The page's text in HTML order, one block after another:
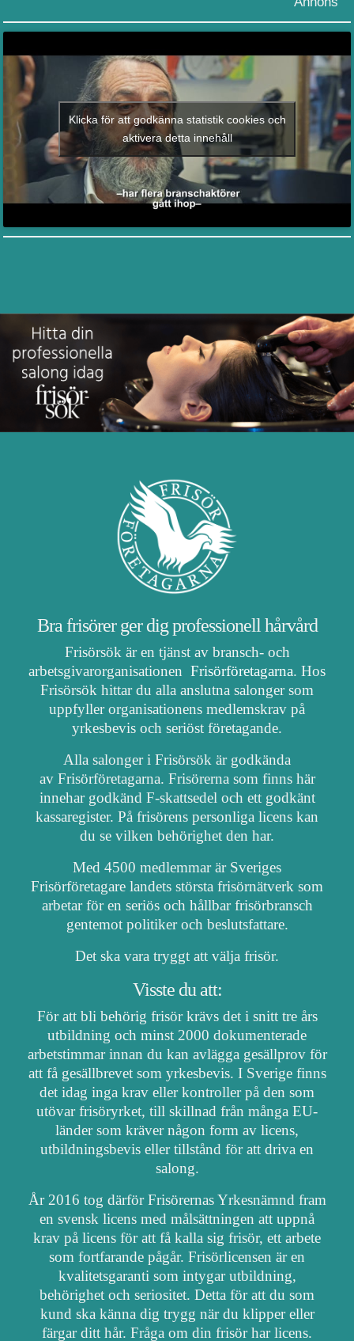
Klicka för att godkänna statistik cookies och
aktivera detta innehåll
Bra frisörer ger dig professionell hårvård
Frisörsök är en tjänst av bransch- och
arbetsgivarorganisationen Frisörföretagarna. Hos
Frisörsök hittar du alla anslutna salonger som
uppfyller organisationens medlemskrav på
yrkesbevis och seriöst företagande.
Alla salonger i Frisörsök är godkända
av Frisörföretagarna. Frisörerna som finns här
innehar godkänd F-skattsedel och ett godkänt
kassaregister. På frisörens personliga licens kan
du se vilken behörighet den har.
Med 4500 medlemmar är Sveriges
Frisörföretagare landets största frisörnätverk som
arbetar för en seriös och hållbar frisörbransch
gentemot politiker och beslutsfattare.
Det ska vara tryggt att välja frisör.
Visste du att:
För att bli behörig frisör krävs det i snitt tre års
utbildning och minst 2000 dokumenterade
arbetstimmar innan du kan avlägga gesällprov för
att få gesällbrevet som yrkesbevis. I Sverige finns
det idag inga krav eller kontroller på den som
utövar frisöryrket, till skillnad från många EU-
länder som kräver någon form av licens,
utbildningsbevis eller tillstånd för att driva en
salong.
År 2016 tog därför Frisörernas Yrkesnämnd fram
en svensk licens med målsättningen att uppnå
krav på licens för att få kalla sig frisör, ett arbete
som fortfarande pågår. Frisörlicensen är en
kvalitetsgaranti som intygar utbildning,
behörighet och seriositet. Detta för att du som
kund ska känna dig trygg när du klipper eller
färgar ditt hår. Fråga om din frisör har licens.